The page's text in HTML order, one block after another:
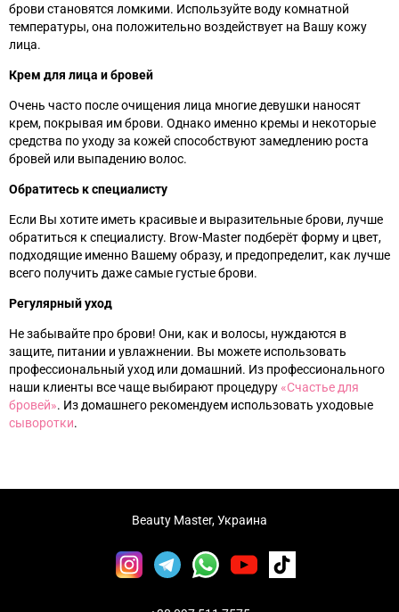
брови становятся ломкими. Используйте воду комнатной
температуры, она положительно воздействует на Вашу кожу
лица.
Крем для лица и бровей
Очень часто после очищения лица многие девушки наносят
крем, покрывая им брови. Однако именно кремы и некоторые
средства по уходу за кожей способствуют замедлению роста
бровей или выпадению волос.
Обратитесь к специалисту
Если Вы хотите иметь красивые и выразительные брови, лучше
обратиться к специалисту. Brow-Master подберёт форму и цвет,
подходящие именно Вашему образу, и предопределит, как лучше
всего получить даже самые густые брови.
Регулярный уход
Не забывайте про брови! Они, как и волосы, нуждаются в
защите, питании и увлажнении. Вы можете использовать
профессиональный уход или домашний. Из профессионального
наши клиенты все чаще выбирают процедуру«‎Счастье для
бровей»‎. Из домашнего рекомендуем использовать уходовые
сыворотки.
Beauty Master, Украина